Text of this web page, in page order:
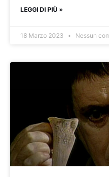
LEGGI DI PIÙ »
18 Marzo 2023 Nessun